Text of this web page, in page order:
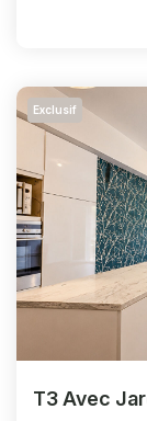
Exclusif